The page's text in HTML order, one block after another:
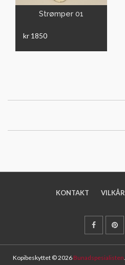
Strømper 01
kr 1850
KONTAKT VILKÅR
Kopibeskyttet © 2026 Bunadspesialisten